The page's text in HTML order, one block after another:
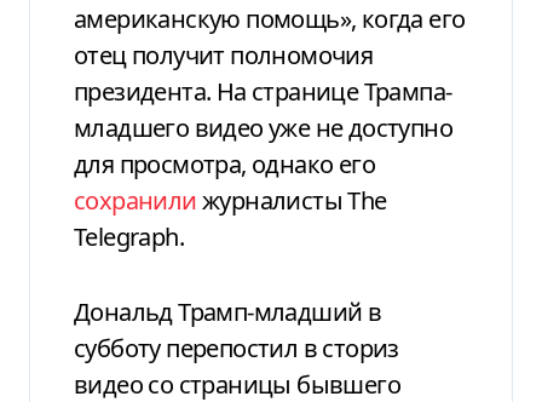
американскую помощь», когда его
отец получит полномочия
президента. На странице Трампа-
младшего видео уже не доступно
для просмотра, однако его
сохранилижурналисты The
Telegraph.
Дональд Трамп-младший в
субботу перепостил в сториз
видео со страницы бывшего